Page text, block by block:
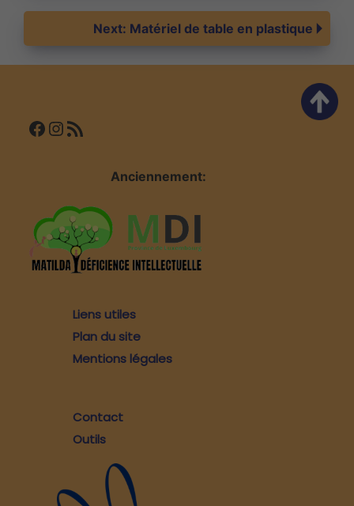
de
l’article
Next: Matériel de table en plastique
Facebook InstagramFlux RSS
Anciennement:
Liens utiles
Plan du site
Mentions légales
Contact
Outils